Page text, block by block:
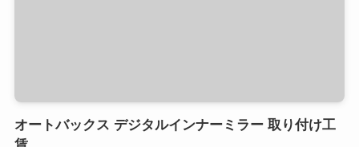
オートバックス デジタルインナーミラー 取り付け工